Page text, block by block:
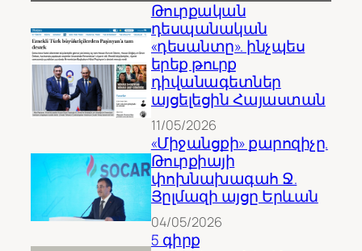
Թուրքական
դեսպանական
«դեսանտը». ինչպես
երեք թուրք
դիվանագետներ
այցելեցին Հայաստան
11/05/2026
«Միջանցքի» քարոզիչը.
Թուրքիայի
փոխնախագահ Ջ.
Յըլմազի այցը Երևան
04/05/2026
5 գիրք